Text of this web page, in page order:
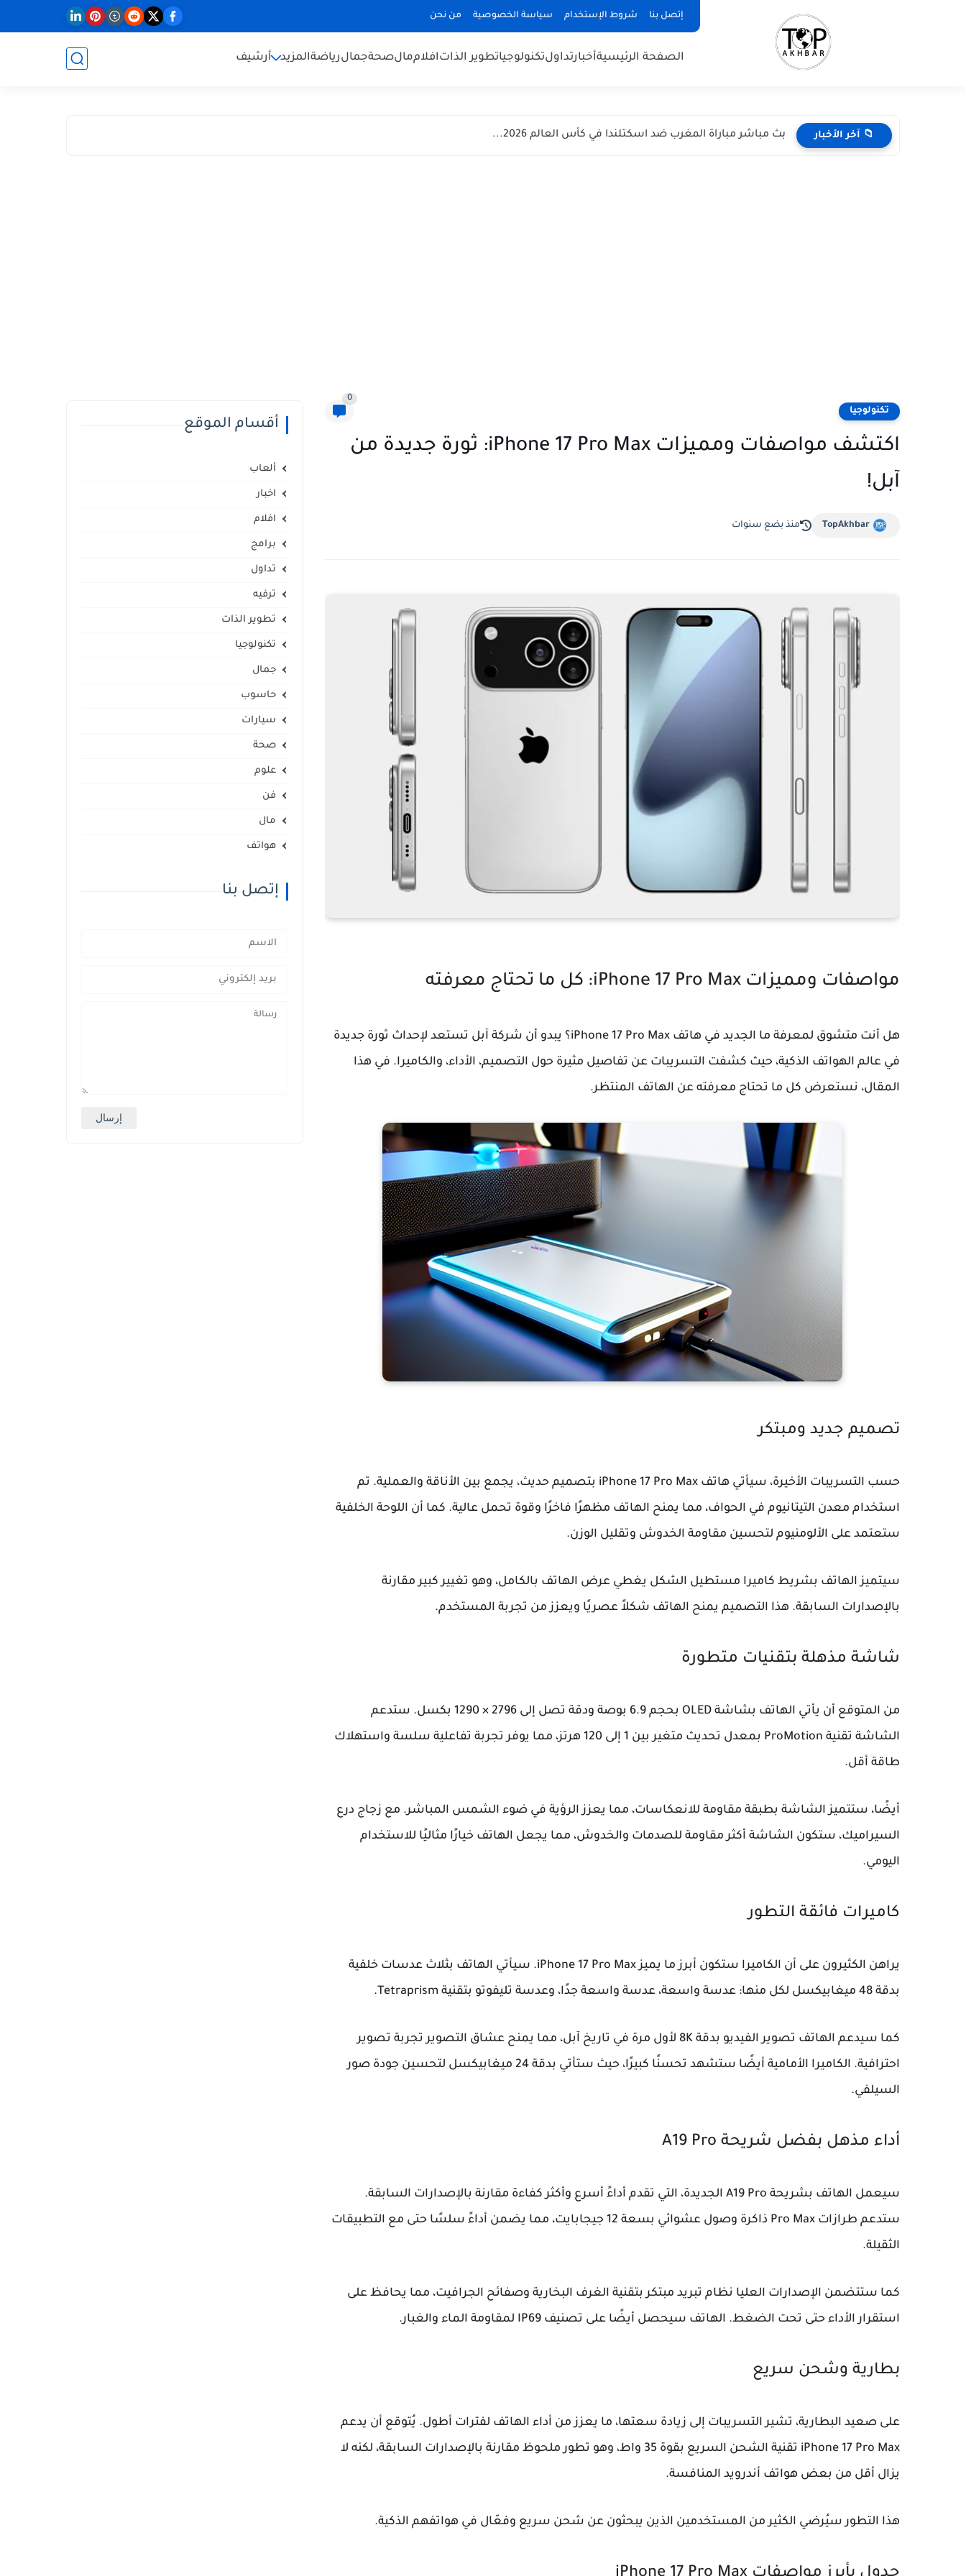
إتصل بنا شروط الإستخدام سياسة الخصوصية من نحن
الصفحة الرئيسيةأخبارتداولتكنولوجياتطوير الذاتافلاممالصحةجمالرياضةالمزيد أرشيف
📁 آخر الأخبار بث مباشر مباراة المغرب ضد اسكتلندا في كأس العالم 2026...
تكنولوجيا
0
اكتشف مواصفات ومميزات iPhone 17 Pro Max: ثورة جديدة من
آبل!
TopAkhbar منذ بضع سنوات
مواصفات ومميزات iPhone 17 Pro Max: كل ما تحتاج معرفته
هل أنت متشوق لمعرفة ما الجديد في هاتف iPhone 17 Pro Max؟ يبدو أن شركة آبل تستعد لإحداث ثورة جديدة
في عالم الهواتف الذكية، حيث كشفت التسريبات عن تفاصيل مثيرة حول التصميم، الأداء، والكاميرا. في هذا
المقال، نستعرض كل ما تحتاج معرفته عن الهاتف المنتظر.
تصميم جديد ومبتكر
حسب التسريبات الأخيرة، سيأتي هاتف iPhone 17 Pro Max بتصميم حديث، يجمع بين الأناقة والعملية. تم
استخدام معدن التيتانيوم في الحواف، مما يمنح الهاتف مظهرًا فاخرًا وقوة تحمل عالية. كما أن اللوحة الخلفية
ستعتمد على الألومنيوم لتحسين مقاومة الخدوش وتقليل الوزن.
سيتميز الهاتف بشريط كاميرا مستطيل الشكل يغطي عرض الهاتف بالكامل، وهو تغيير كبير مقارنة
بالإصدارات السابقة. هذا التصميم يمنح الهاتف شكلاً عصريًا ويعزز من تجربة المستخدم.
شاشة مذهلة بتقنيات متطورة
من المتوقع أن يأتي الهاتف بشاشة OLED بحجم 6.9 بوصة ودقة تصل إلى 2796 × 1290 بكسل. ستدعم
الشاشة تقنية ProMotion بمعدل تحديث متغير بين 1 إلى 120 هرتز، مما يوفر تجربة تفاعلية سلسة واستهلاك
طاقة أقل.
أيضًا، ستتميز الشاشة بطبقة مقاومة للانعكاسات، مما يعزز الرؤية في ضوء الشمس المباشر. مع زجاج درع
السيراميك، ستكون الشاشة أكثر مقاومة للصدمات والخدوش، مما يجعل الهاتف خيارًا مثاليًا للاستخدام
اليومي.
كاميرات فائقة التطور
يراهن الكثيرون على أن الكاميرا ستكون أبرز ما يميزiPhone 17 Pro Max. سيأتي الهاتف بثلاث عدسات خلفية
بدقة 48 ميغابيكسل لكل منها: عدسة واسعة، عدسة واسعة جدًا، وعدسة تليفوتو بتقنية Tetraprism.
كما سيدعم الهاتف تصوير الفيديو بدقة 8K لأول مرة في تاريخ آبل، مما يمنح عشاق التصوير تجربة تصوير
احترافية. الكاميرا الأمامية أيضًا ستشهد تحسنًا كبيرًا، حيث ستأتي بدقة 24 ميغابيكسل لتحسين جودة صور
السيلفي.
أداء مذهل بفضل شريحة A19 Pro
سيعمل الهاتف بشريحة A19 Pro الجديدة، التي تقدم أداءً أسرع وأكثر كفاءة مقارنة بالإصدارات السابقة.
ستدعم طرازات Pro Max ذاكرة وصول عشوائي بسعة 12 جيجابايت، مما يضمن أداءً سلسًا حتى مع التطبيقات
الثقيلة.
كما ستتضمن الإصدارات العليا نظام تبريد مبتكر بتقنية الغرف البخارية وصفائح الجرافيت، مما يحافظ على
استقرار الأداء حتى تحت الضغط. الهاتف سيحصل أيضًا على تصنيف IP69 لمقاومة الماء والغبار.
بطارية وشحن سريع
على صعيد البطارية، تشير التسريبات إلى زيادة سعتها، ما يعزز من أداء الهاتف لفترات أطول. يُتوقع أن يدعم
iPhone 17 Pro Max
تقنية الشحن السريع بقوة 35 واط، وهو تطور ملحوظ مقارنة بالإصدارات السابقة، لكنه لا
يزال أقل من بعض هواتف أندرويد المنافسة.
هذا التطور سيُرضي الكثير من المستخدمين الذين يبحثون عن شحن سريع وفعّال في هواتفهم الذكية.
أقسام الموقع
ألعاب
اخبار
افلام
برامج
تداول
ترفيه
تطوير الذات
تكنولوجيا
جمال
حاسوب
سيارات
صحة
علوم
فن
مال
هواتف
إتصل بنا